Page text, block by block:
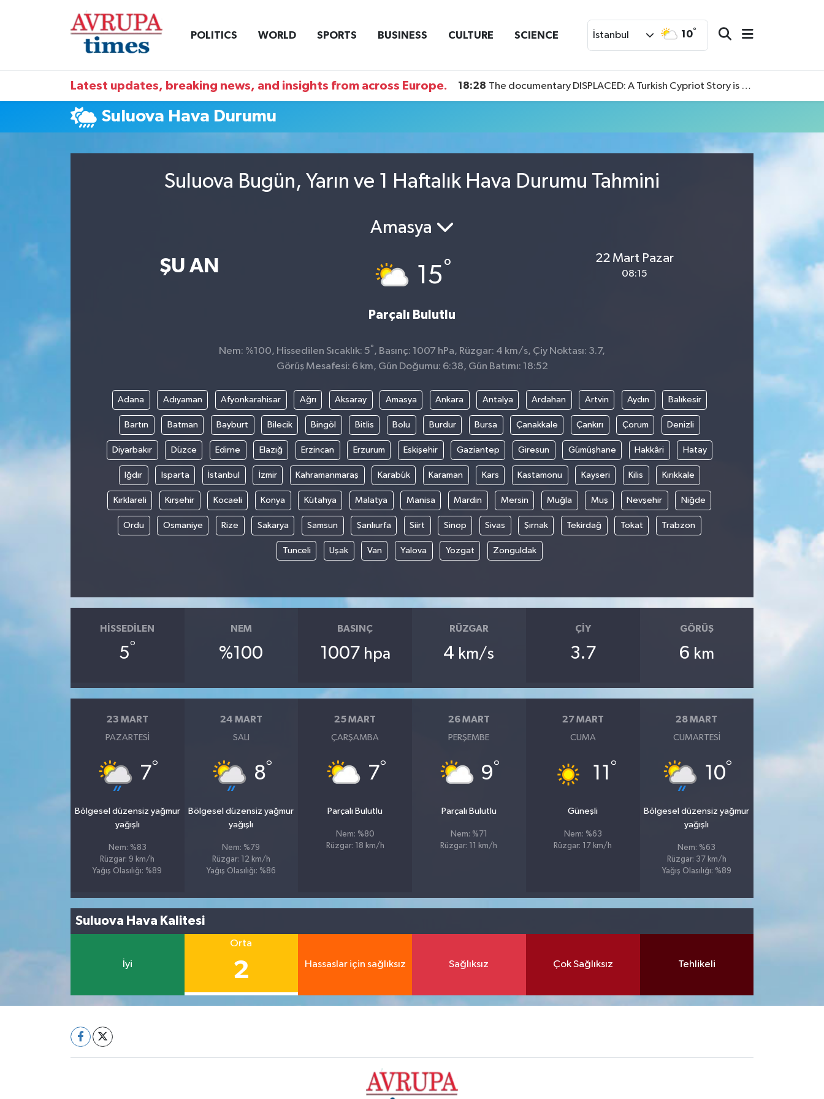
POLITICS WORLD SPORTS BUSINESS CULTURE SCIENCE İstanbul 10°
Latest updates, breaking news, and insights from across Europe. 18:28 The documentary DISPLACED: A Turkish Cypriot Story is now available to watch
Suluova Hava Durumu
Suluova Bugün, Yarın ve 1 Haftalık Hava Durumu Tahmini
ŞU AN
Amasya
15°
Parçalı Bulutlu
22 Mart Pazar
08:15
Nem: %100, Hissedilen Sıcaklık: 5° , Basınç: 1007 hPa, Rüzgar: 4 km/s, Çiy Noktası: 3.7,
Görüş Mesafesi: 6 km, Gün Doğumu: 6:38, Gün Batımı: 18:52
Adana Adıyaman Afyonkarahisar Ağrı Aksaray Amasya Ankara Antalya Ardahan Artvin Aydın Balıkesir
Bartın Batman Bayburt Bilecik Bingöl Bitlis Bolu Burdur Bursa Çanakkale Çankırı Çorum Denizli
Diyarbakır Düzce Edirne Elazığ Erzincan Erzurum Eskişehir Gaziantep Giresun Gümüşhane Hakkâri Hatay
Iğdır Isparta İstanbul İzmir Kahramanmaraş Karabük Karaman Kars Kastamonu Kayseri Kilis Kırıkkale
Kırklareli Kırşehir Kocaeli Konya Kütahya Malatya Manisa Mardin Mersin Muğla Muş Nevşehir Niğde
Ordu Osmaniye Rize Sakarya Samsun Şanlıurfa Siirt Sinop Sivas Şırnak Tekirdağ Tokat Trabzon
Tunceli Uşak Van Yalova Yozgat Zonguldak
HISSEDILEN
5°
NEM
%100
BASINÇ
1007 hpa
RÜZGAR
4 km/s
ÇIY
3.7
GÖRÜŞ
6 km
23 MART
PAZARTESI
7°
Bölgesel düzensiz yağmur
yağışlı
Nem: %83
Rüzgar: 9 km/h
Yağış Olasılığı: %89
24 MART
SALI
8°
Bölgesel düzensiz yağmur
yağışlı
Nem: %79
Rüzgar: 12 km/h
Yağış Olasılığı: %86
25 MART
ÇARŞAMBA
7°
Parçalı Bulutlu
Nem: %80
Rüzgar: 18 km/h
26 MART
PERŞEMBE
9°
Parçalı Bulutlu
Nem: %71
Rüzgar: 11 km/h
27 MART
CUMA
11 °
Güneşli
Nem: %63
Rüzgar: 17 km/h
28 MART
CUMARTESI
10°
Bölgesel düzensiz yağmur
yağışlı
Nem: %63
Rüzgar: 37 km/h
Yağış Olasılığı: %89
Suluova Hava Kalitesi
İyi
Orta
2 Hassaslar için sağlıksız Sağlıksız Çok Sağlıksız Tehlikeli
Nöbetçi Eczaneler
Namaz Vakitleri
Süper Lig Puan Durumu ve Fikstür